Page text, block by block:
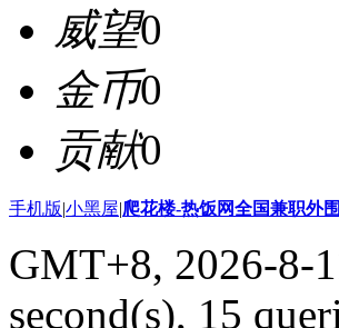
威望0
金币0
贡献0
手机版|小黑屋|爬花楼-热饭网全国兼职外
GMT+8, 2026-8-
second(s), 15